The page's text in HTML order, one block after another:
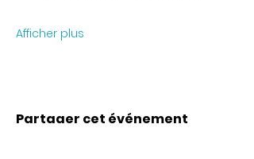
Afficher plus
Partager cet événement